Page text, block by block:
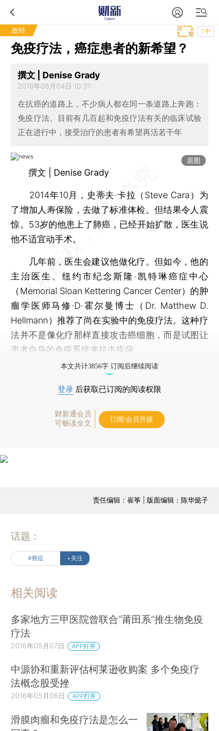
政经 T中
免疫疗法，癌症患者的新希望？
撰文 | Denise Grady
2016年08月04日 10:31
在抗癌的道路上，不少病人都在同一条道路上奔跑：
免疫疗法。目前有几百起和免疫疗法有关的临床试验
正在进行中，接受治疗的患者有希望再活若干年
原图
撰文 | Denise Grady
2014年10月，史蒂夫·卡拉（Steve Cara）为
了增加人寿保险，去做了标准体检。但结果令人震
惊。53岁的他患上了肺癌，已经开始扩散，医生说
他不适宜动手术。
几年前，医生会建议他做化疗。但如今，他的
主治医生、纽约市纪念斯隆·凯特琳癌症中心
（Memorial Sloan Kettering Cancer Center）的肿
瘤学医师马修·D·霍尔曼博士（Dr. Matthew D.
Hellmann）推荐了尚在实验中的免疫疗法。这种疗
法并不是像化疗那样直接攻击癌细胞，而是试图让
患者自身的免疫系统来抗击疾病。
本文共计3856字 订阅后继续阅读
登录 后获取已订阅的阅读权限
财新通会员
可畅读全文
订阅/会员升级
责任编辑：崔筝 | 版面编辑：陈华懿子
话题：
#癌症 +关注
相关阅读
多家地方三甲医院曾联合“莆田系”推生物免疫
疗法
2016年05月07日 APP打开
中源协和重新评估柯莱逊收购案 多个免疫疗
法概念股受挫
2016年05月06日 APP打开
滑膜肉瘤和免疫疗法是怎么一